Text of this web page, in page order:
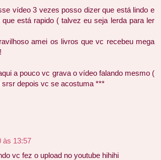
vídeo 3 vezes posso dizer que está lindo e
está rapido ( talvez eu seja lerda para ler
amei os livros que vc recebeu mega
a pouco vc grava o vídeo falando mesmo (
depois vc se acostuma ***
às 13:57
vc fez o upload no youtube hihihi